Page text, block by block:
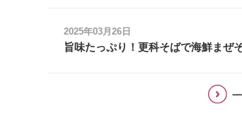
2025年03月26日
旨味たっぷり！更科そばで海鮮まぜ